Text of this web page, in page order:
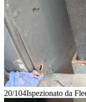
20/104Ispezionato da